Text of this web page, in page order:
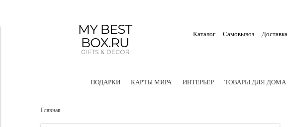
Каталог Самовывоз Доставка
ПОДАРКИ КАРТЫ МИРА ИНТЕРЬЕР ТОВАРЫ ДЛЯ ДОМА
Главная